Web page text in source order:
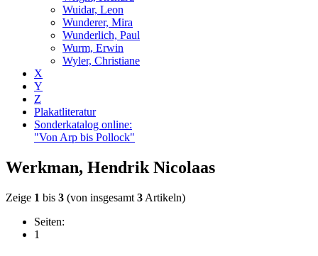
Wuidar, Leon
Wunderer, Mira
Wunderlich, Paul
Wurm, Erwin
Wyler, Christiane
X
Y
Z
Plakatliteratur
Sonderkatalog online:
"Von Arp bis Pollock"
Werkman, Hendrik Nicolaas
Zeige 1 bis 3 (von insgesamt 3 Artikeln)
Seiten:
1